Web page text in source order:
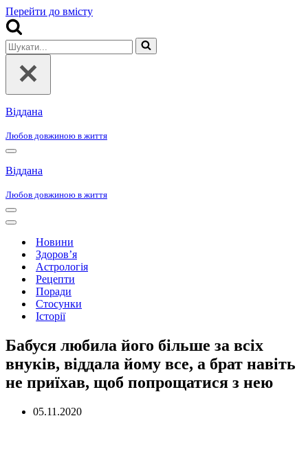
Перейти до вмісту
Шукати...
Віддана
Любов довжиною в життя
Меню
навігації
Віддана
Любов довжиною в життя
Меню
навігації
Меню
навігаціїНовини
Здоров’я
Астрологія
Рецепти
Поради
Стосунки
Історії
Бабуся любила його більше за всіх
внуків, віддала йому все, а брат навіть
не приїхав, щоб попрощатися з нею
05.11.2020